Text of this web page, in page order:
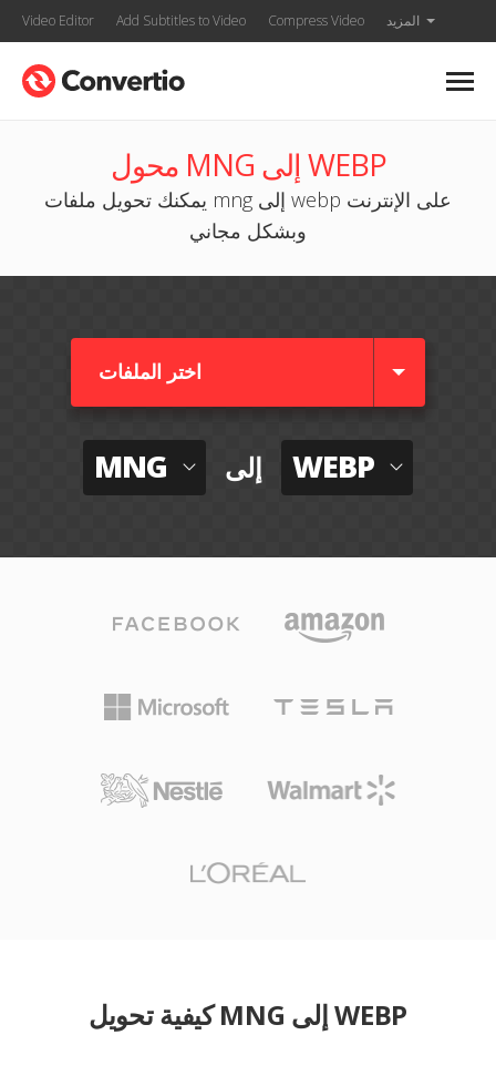
Video Editor Add Subtitles to Video Compress Video المزيد
محول MNG إلى WEBP
يمكنك تحويل ملفات mng إلى webp على الإنترنت
وبشكل مجاني
اختر الملفات
MNG إلى WEBP
كيفية تحويل MNG إلى WEBP